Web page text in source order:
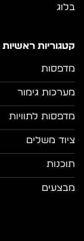
בלוג
קטגוריות ראשיות
מדפסות
מערכות גימור
מדפסות לתוויות
ציוד משלים
תוכנות
מבצעים